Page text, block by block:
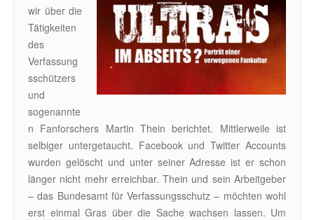
wir über die
Tätigkeiten
des
Verfassung
sschützers
und
sogenannte
n Fanforschers Martin Thein berichtet. Mittlerweile ist
selbiger untergetaucht. Facebook und Twitter Accounts
wurden gelöscht und unter seiner Adresse ist er schon
länger nicht mehr erreichbar. Thein und sein Arbeitgeber
– das Bundesamt für Verfassungsschutz – möchten wohl
erst einmal Gras über die Sache wachsen lassen. Um